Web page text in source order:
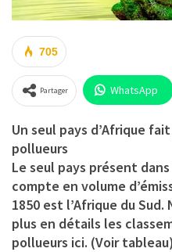
705
Partager WhatsApp
Un seul pays d’Afrique
pollueurs
Le seul pays présent
compte en volume
1850 est l’Afrique du
plus en détails les
pollueurs ici. (Voir